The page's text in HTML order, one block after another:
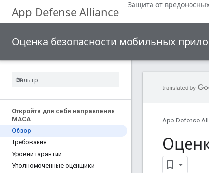
App Defense Alliance Защита от
Оценка безопасности мобильных
Откройте для себя направление
МАСА
Обзор
Требования
Уровни гарантии
Уполномоченные оценщики
App Defense